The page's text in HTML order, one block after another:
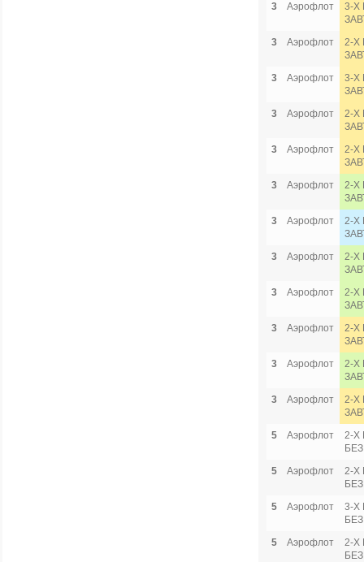
3 Аэрофлот
3-Х
3
Аэрофлот
2-Х
3
Аэрофлот
3-Х
3
Аэрофлот
2-Х
3
Аэрофлот
2-Х
3
Аэрофлот
2-Х
3
Аэрофлот
2-Х
3
Аэрофлот
2-Х
3
Аэрофлот
2-Х
3
Аэрофлот
2-Х
3
Аэрофлот
2-Х
3
Аэрофлот
2-Х
5
Аэрофлот
2-Х
5
Аэрофлот
2-Х
5
Аэрофлот
3-Х
5
Аэрофлот
2-Х